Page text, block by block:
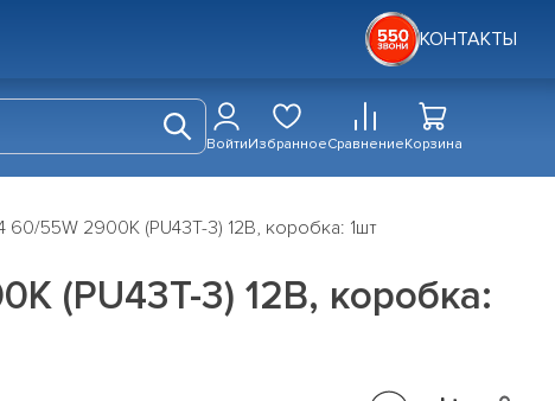
КОНТАКТЫ
ВойтиИзбранноеСравнениеКорзина
60/55W 2900К (PU43T-3) 12В, коробка: 1шт
(PU43T-3) 12В, коробка: